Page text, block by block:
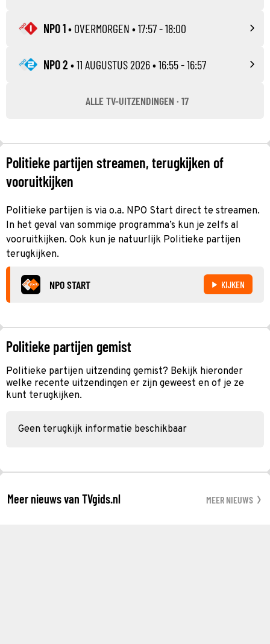
NPO 1• OVERMORGEN • 17:57 - 18:00
NPO 2 •11 AUGUSTUS 2026• 16:55 - 16:57
ALLE TV-UITZENDINGEN · 17
Politieke partijen streamen, terugkijken of
vooruitkijken
Politieke partijen is via o.a. NPO Start direct te streamen.
In het geval van sommige programma’s kun je zelfs al
vooruitkijken. Ook kun je natuurlijk Politieke partijen
terugkijken.
NPO START KIJKEN
Politieke partijen gemist
Politieke partijen uitzending gemist? Bekijk hieronder
welke recente uitzendingen er zijn geweest en of je ze
kunt terugkijken.
Geen terugkijk informatie beschikbaar
Meer nieuws van TVgids.nl MEER NIEUWS